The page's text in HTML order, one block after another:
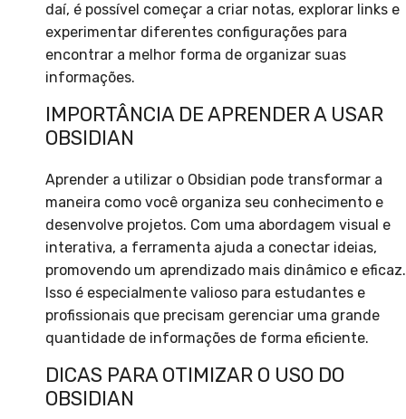
daí, é possível começar a criar notas, explorar links e
experimentar diferentes configurações para
encontrar a melhor forma de organizar suas
informações.
IMPORTÂNCIA DE APRENDER A USAR
OBSIDIAN
Aprender a utilizar o Obsidian pode transformar a
maneira como você organiza seu conhecimento e
desenvolve projetos. Com uma abordagem visual e
interativa, a ferramenta ajuda a conectar ideias,
promovendo um aprendizado mais dinâmico e eficaz.
Isso é especialmente valioso para estudantes e
profissionais que precisam gerenciar uma grande
quantidade de informações de forma eficiente.
DICAS PARA OTIMIZAR O USO DO
OBSIDIAN